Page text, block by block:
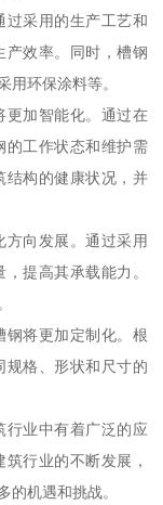
过采用的生产工艺和
产效率。同时，槽钢
用环保涂料等。
更加智能化。通过在
的工作状态和维护需
结构的健康状况，并
向发展。通过采用
提高其承载能力。
钢将更加定制化。根
规格、形状和尺寸的
行业中有着广泛的应
行业的不断发展，
的机遇和挑战。